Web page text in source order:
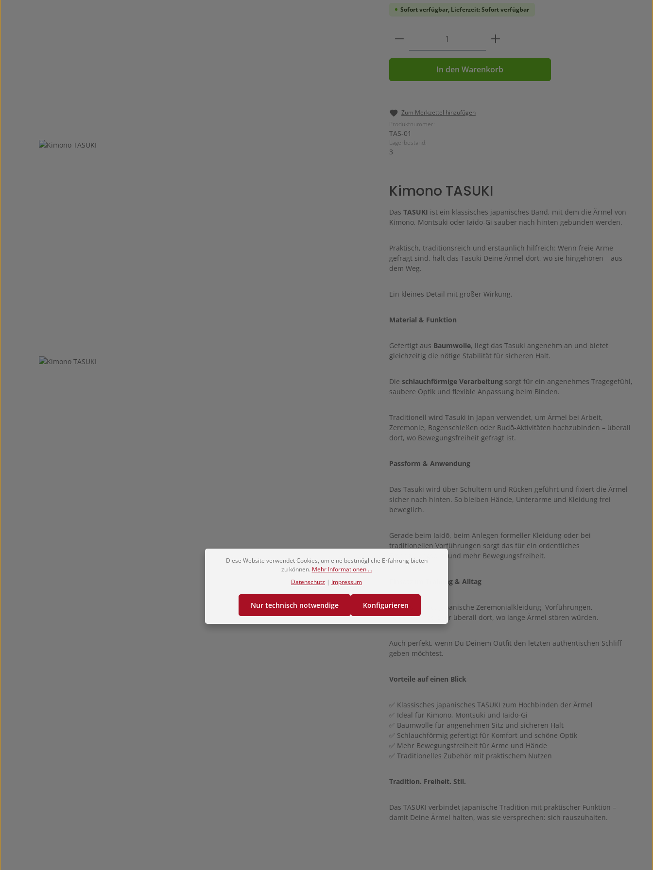
Sofort verfügbar, Lieferzeit: Sofort verfügbar
Produkt Anzahl: Gib den gewünschten Wert
In den Warenkorb
Zum Merkzettel hinzufügen
Produktnummer:
TAS-01
Lagerbestand:
3
Kimono TASUKI
Das TASUKI ist ein klassisches japanisches Band, mit dem die Ärmel von
Kimono, Montsuki oder Iaido-Gi sauber nach hinten gebunden werden.
Praktisch, traditionsreich und erstaunlich hilfreich: Wenn freie Arme
gefragt sind, hält das Tasuki Deine Ärmel dort, wo sie hingehören – aus
dem Weg.
Ein kleines Detail mit großer Wirkung.
Material & Funktion
Gefertigt aus Baumwolle, liegt das Tasuki angenehm an und bietet
gleichzeitig die nötige Stabilität für sicheren Halt.
Die schlauchförmige Verarbeitungsorgt für ein angenehmes Tragegefühl,
saubere Optik und flexible Anpassung beim Binden.
Traditionell wird Tasuki in Japan verwendet, um Ärmel bei Arbeit,
Zeremonie, Bogenschießen oder Budō-Aktivitäten hochzubinden – überall
dort, wo Bewegungsfreiheit gefragt ist.
Passform & Anwendung
Das Tasuki wird über Schultern und Rücken geführt und fixiert die Ärmel
sicher nach hinten. So bleiben Hände, Unterarme und Kleidung frei
beweglich.
Gerade beim Iaidō, beim Anlegen formeller Kleidung oder bei
traditionellen Vorführungen sorgt das für ein ordentliches
Erscheinungsbild und mehr Bewegungsfreiheit.
Einsatz im Training & Alltag
Ideal für Iaidō, japanische Zeremonialkleidung, Vorführungen,
Fotoshootings oder überall dort, wo lange Ärmel stören würden.
Auch perfekt, wenn Du Deinem Outfit den letzten authentischen Schliff
geben möchtest.
Vorteile auf einen Blick
✅ Klassisches japanisches TASUKI zum Hochbinden der Ärmel
✅ Ideal für Kimono, Montsuki und Iaido-Gi
✅ Baumwolle für angenehmen Sitz und sicheren Halt
✅ Schlauchförmig gefertigt für Komfort und schöne Optik
✅ Mehr Bewegungsfreiheit für Arme und Hände
✅ Traditionelles Zubehör mit praktischem Nutzen
Tradition. Freiheit. Stil.
Das TASUKI verbindet japanische Tradition mit praktischer Funktion –
damit Deine Ärmel halten, was sie versprechen: sich rauszuhalten.
Diese Website verwendet Cookies, um eine bestmögliche Erfahrung bieten
zu können. Mehr Informationen ...
Datenschutz | Impressum
Nur technisch notwendige Konfigurieren